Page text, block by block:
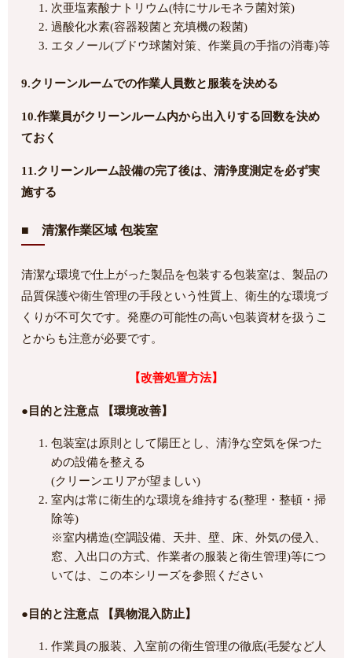
次亜塩素酸ナトリウム(特にサルモネラ菌対策)
過酸化水素(容器殺菌と充填機の殺菌)
エタノール(ブドウ球菌対策、作業員の手指の消毒)等
9.クリーンルームでの作業人員数と服装を決める
10.作業員がクリーンルーム内から出入りする回数を決め
ておく
11.クリーンルーム設備の完了後は、清浄度測定を必ず実
施する
■ 清潔作業区域 包装室
清潔な環境で仕上がった製品を包装する包装室は、製品の
品質保護や衛生管理の手段という性質上、衛生的な環境づ
くりが不可欠です。発塵の可能性の高い包装資材を扱うこ
とからも注意が必要です。
【改善処置方法】
●目的と注意点 【環境改善】
包装室は原則として陽圧とし、清浄な空気を保つた
めの設備を整える
(クリーンエリアが望ましい)
室内は常に衛生的な環境を維持する(整理・整頓・掃
除等)
※室内構造(空調設備、天井、壁、床、外気の侵入、
窓、入出口の方式、作業者の服装と衛生管理)等につ
いては、この本シリーズを参照ください
●目的と注意点 【異物混入防止】
作業員の服装、入室前の衛生管理の徹底(毛髪など人